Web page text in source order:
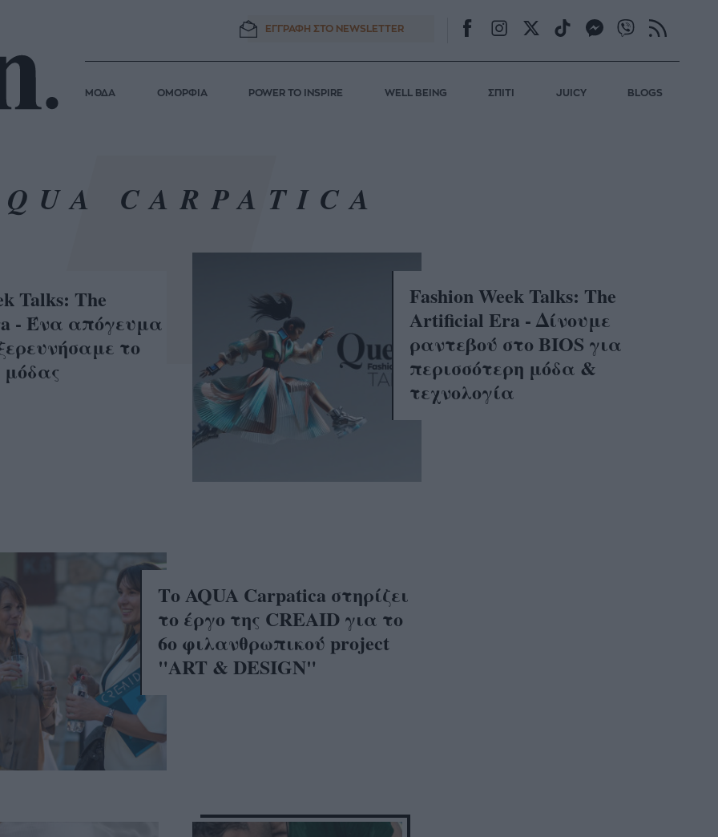
ΕΓΓΡΑΦΗ ΣΤΟ NEWSLETTER
ΜΟΔΑ ΟΜΟΡΦΙΑ POWER TO INSPIRE WELL BEING ΣΠΙΤΙ JUICY BLOGS
CARPATICA
Talks: Τhe
- Ένα απόγευμα
το
μόδας
Fashion Week Talks: Τhe
Artificial Era - Δίνουμε
ραντεβού στο BIOS για
περισσότερη μόδα &
τεχνολογία
Το AQUA Carpatica στηρίζει
το έργο της CREAID για το
6ο φιλανθρωπικού project
"ART & DESIGN"